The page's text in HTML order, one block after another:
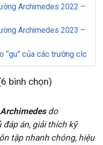
Archimedes 2022 –
Archimedes 2023 –
“gu” của các trường clc
bình chọn)
do
đáp án, giải thích kỹ
tập nhanh chóng, hiệu